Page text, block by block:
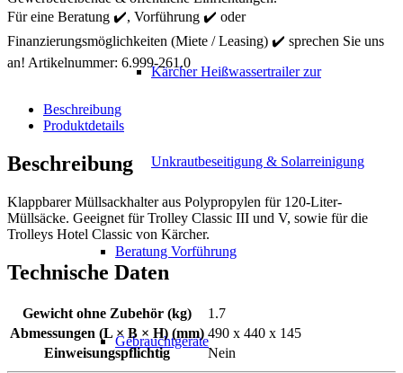
Kärcher Heißwassertrailer zur
Unkrautbeseitigung & Solarreinigung
Beratung Vorführung
Gebrauchtgeräte
Menge
Für eine Beratung ✔️, Vorführung ✔️ oder
Finanzierungsmöglichkeiten (Miete / Leasing) ✔️ sprechen Sie uns
an! Artikelnummer: 6.999-261.0
Beschreibung
Produktdetails
Beschreibung
Klappbarer Müllsackhalter aus Polypropylen für 120-Liter-
Müllsäcke. Geeignet für Trolley Classic III und V, sowie für die
Trolleys Hotel Classic von Kärcher.
Technische Daten
Gewicht ohne Zubehör (kg)
1.7
Abmessungen (L × B × H) (mm) 490 x 440 x 145
Einweisungspflichtig
Nein